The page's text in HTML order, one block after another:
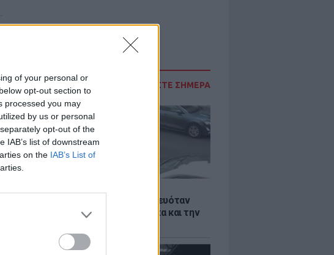
of your personal or
opt-out section to
processed you may
by us or personal
opt-out of the
IAB’s list of downstream
on the IAB’s List of
ΔΙΑΒΑΣΤΕ ΣΗΜΕΡΑ
Kοράκι στην Αγγλία δεν αστειευόταν
καθόλου: Επιτέθηκε σε γυναίκα και την